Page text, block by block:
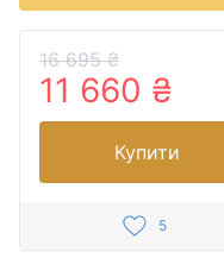
16 695 ₴
11 660 ₴
Купити
5